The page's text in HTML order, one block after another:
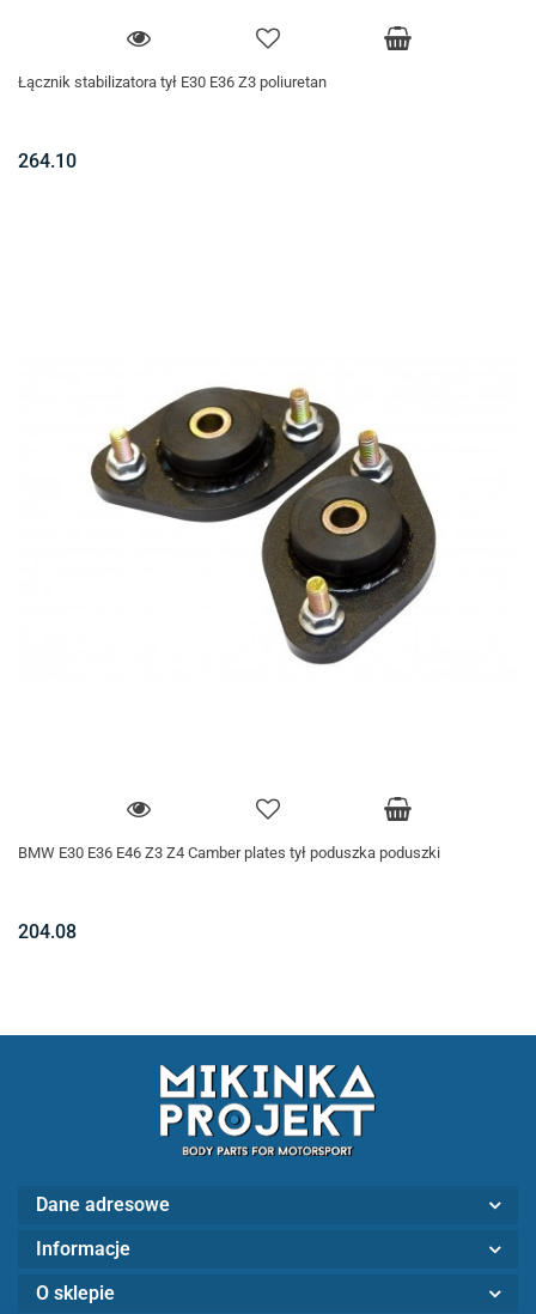
Łącznik stabilizatora tył E30 E36 Z3 poliuretan
264.10
BMW E30 E36 E46 Z3 Z4 Camber plates tył poduszka poduszki
204.08
Dane adresowe
Informacje
O sklepie